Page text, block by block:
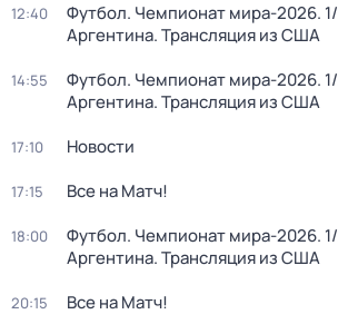
12:40
Футбол. Чемпионат мира-2026.
Аргентина. Трансляция из США
14:55
Футбол. Чемпионат мира-2026.
Аргентина. Трансляция из США
17:10 Новости
17:15 Все на Матч!
18:00
Футбол. Чемпионат мира-2026.
Аргентина. Трансляция из США
20:15 Все на Матч!